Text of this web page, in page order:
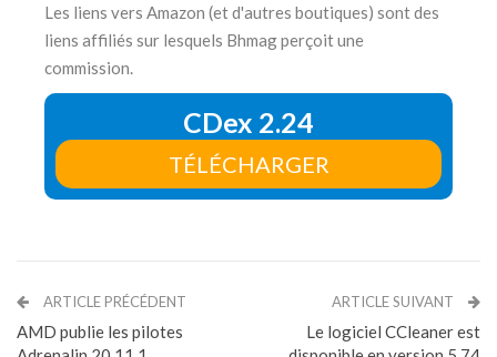
Les liens vers Amazon (et d'autres boutiques) sont des
liens affiliés sur lesquels Bhmag perçoit une
commission.
CDex 2.24
TÉLÉCHARGER
ARTICLE PRÉCÉDENT
AMD publie les pilotes
ARTICLE SUIVANT
Le logiciel CCleaner est